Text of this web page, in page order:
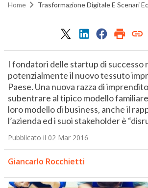
Home Trasformazione Digitale E Scenari
I fondatori delle startup di successo
potenzialmente il nuovo tessuto
Paese. Una nuova razza di
subentrare al tipico modello
loro modello di business, anche il
l’azienda ed i suoi stakeholder è
Pubblicato il 02 Mar 2016
Giancarlo Rocchietti